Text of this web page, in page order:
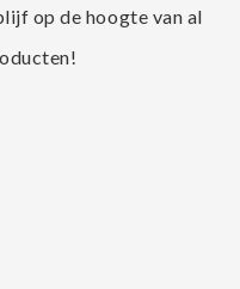
op de hoogte van al